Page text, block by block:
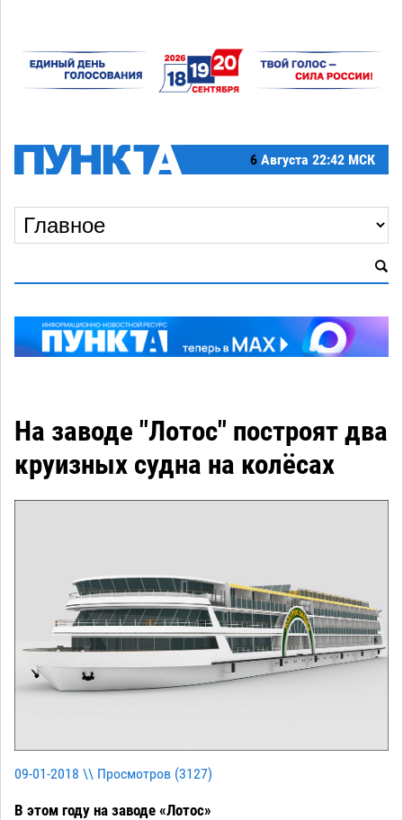
6 Августа 22:42 МСК
На заводе "Лотос" построят два
круизных судна на колёсах
09-01-2018 \\ Просмотров (3127)
В этом году на заводе «Лотос»